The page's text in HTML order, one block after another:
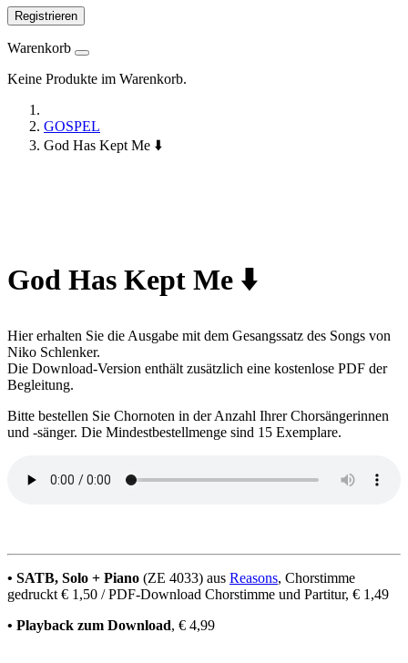
Registrieren
Warenkorb
Keine Produkte im Warenkorb.
GOSPEL
God Has Kept Me ⬇️
God Has Kept Me ⬇️
Hier erhalten Sie die Ausgabe mit dem Gesangssatz des Songs von
Niko Schlenker.
Die Download-Version enthält zusätzlich eine kostenlose PDF der
Begleitung.
Bitte bestellen Sie Chornoten in der Anzahl Ihrer Chorsängerinnen
und -sänger. Die Mindestbestellmenge sind 15 Exemplare.
• SATB, Solo + Piano (ZE 4033) aus Reasons, Chorstimme
gedruckt € 1,50 / PDF-Download Chorstimme und Partitur, € 1,49
• Playback zum Download, € 4,99